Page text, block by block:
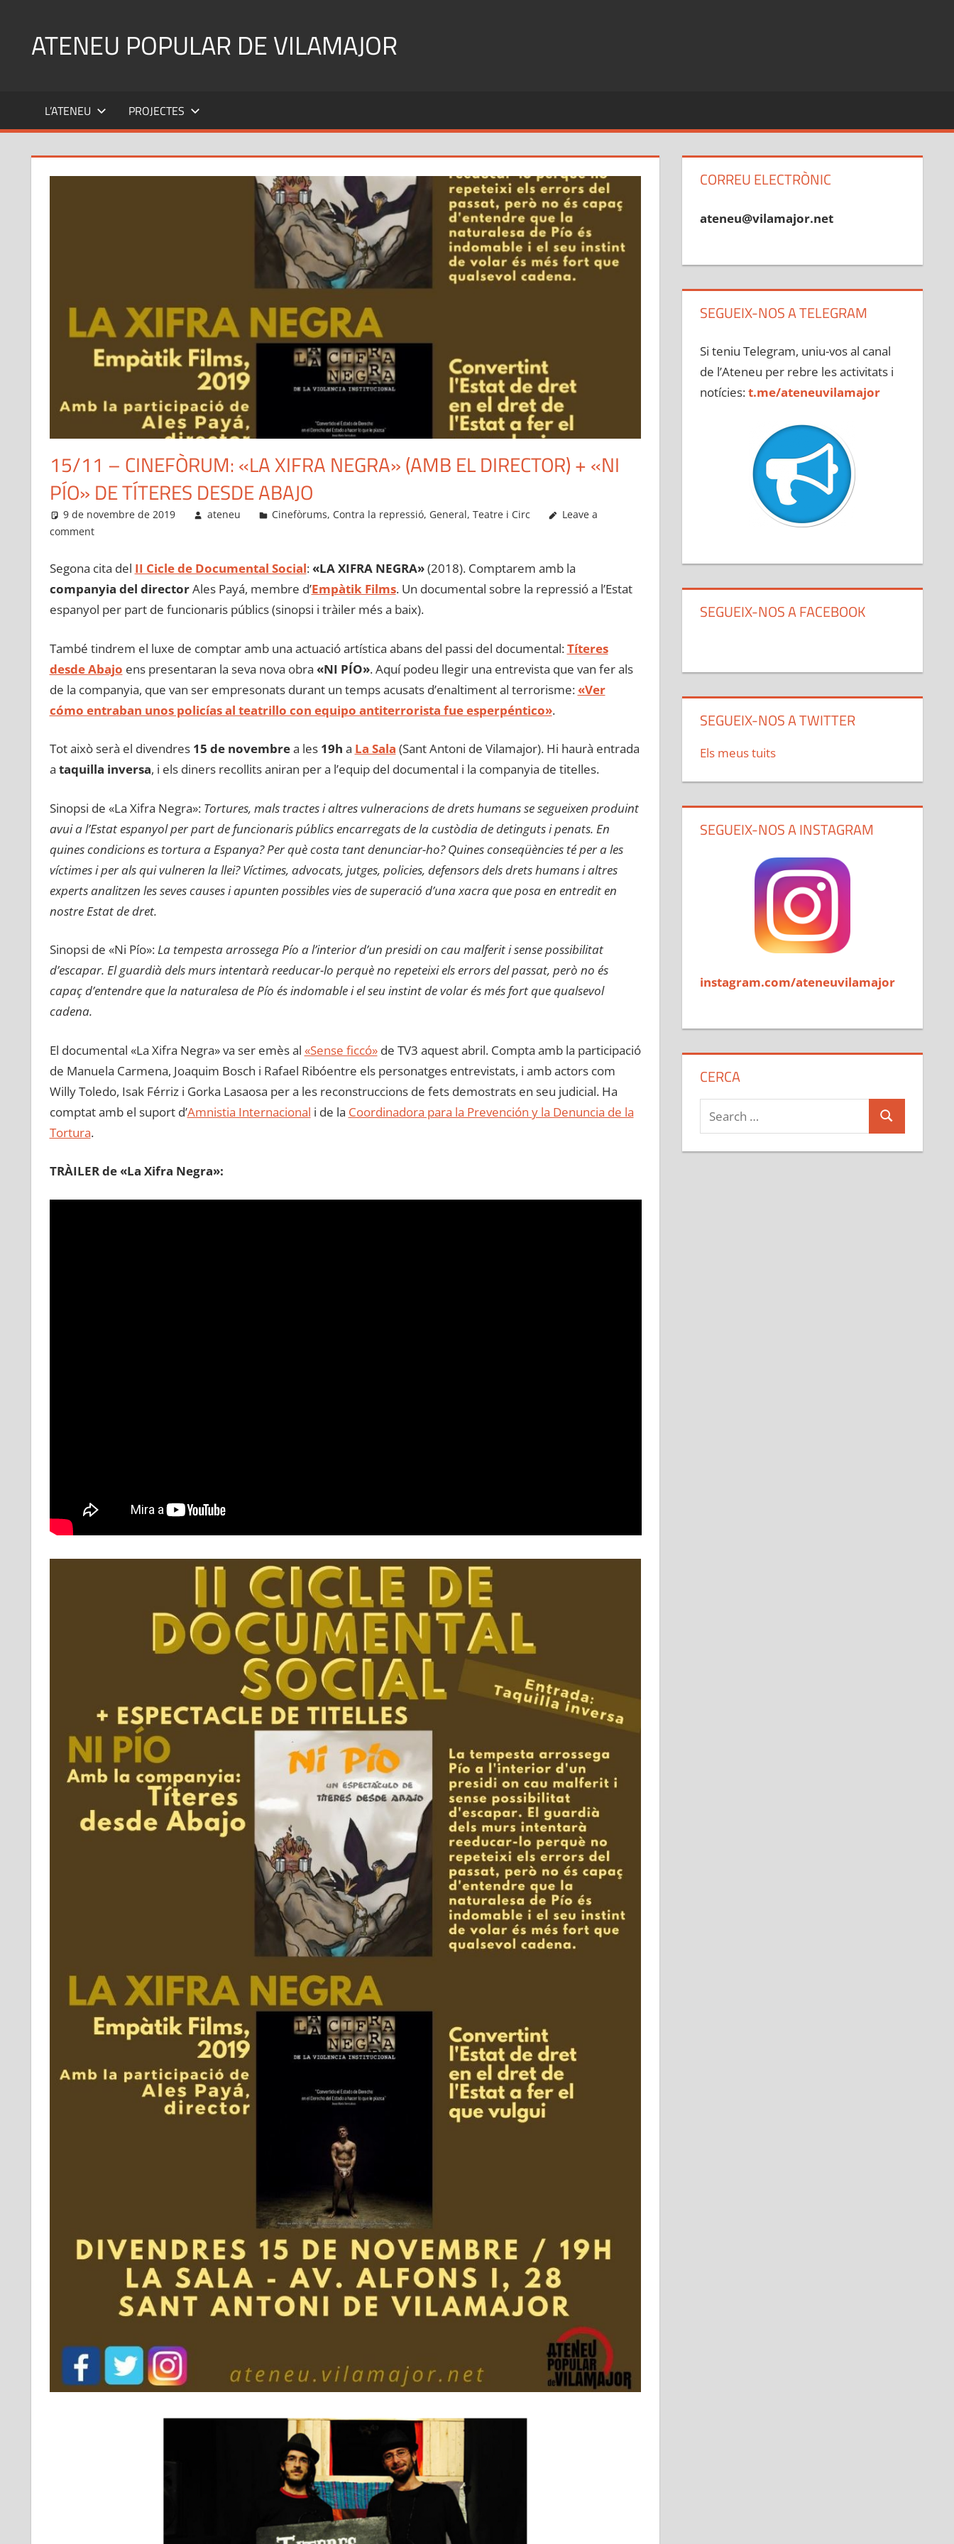
contentATENEU POPULAR DE VILAMAJOR
L’ATENEU PROJECTES
15/11 – CINEFÒRUM: «LA XIFRA NEGRA» (AMB EL DIRECTOR) + «NI
PÍO» DE TÍTERES DESDE ABAJO
9 de novembre de 2019 ateneu Cinefòrums, Contra la repressió, General,Teatre i Circ
Leave a
comment
Segona cita del II Cicle de Documental Social: «LA XIFRA NEGRA»(2018). Comptarem amb la
companyia del directorAles Payá, membre d’Empàtik Films. Un documental sobre la repressió a l’Estat
espanyol per part de funcionaris públics (sinopsi i tràiler més a baix).
També tindrem el luxe de comptar amb una actuació artística abans del passi del documental:Títeres
desde Abajo ens presentaran la seva nova obra «NI PÍO». Aquí podeu llegir una entrevista que van fer als
de la companyia, que van ser empresonats durant un temps acusats d’enaltiment al terrorisme: «Ver
cómo entraban unos policías al teatrillo con equipo antiterrorista fue esperpéntico».
Tot això serà el divendres 15 de novembrea les19h a La Sala (Sant Antoni de Vilamajor). Hi haurà entrada
a taquilla inversa, i els diners recollits aniran per a l’equip del documental i la companyia de titelles.
Sinopsi de «La Xifra Negra»: Tortures, mals tractes i altres vulneracions de drets humans se segueixen produint
avui a l’Estat espanyol per part de funcionaris públics encarregats de la custòdia de detinguts i penats. En
quines condicions es tortura a Espanya? Per què costa tant denunciar-ho? Quines conseqüències té per a les
víctimes i per als qui vulneren la llei? Víctimes, advocats, jutges, policies, defensors dels drets humans i altres
experts analitzen les seves causes i apunten possibles vies de superació d’una xacra que posa en entredit en
nostre Estat de dret.
Sinopsi de «Ni Pío»:La tempesta arrossega Pío a l’interior d’un presidi on cau malferit i sense possibilitat
d’escapar. El guardià dels murs intentarà reeducar-lo perquè no repeteixi els errors del passat, però no és
capaç d’entendre que la naturalesa de Pío és indomable i el seu instint de volar és més fort que qualsevol
cadena.
El documental «La Xifra Negra» va ser emès al «Sense ficcó»de TV3 aquest abril. Compta amb la participació
de Manuela Carmena, Joaquim Bosch i Rafael Ribóentre els personatges entrevistats, i amb actors com
Willy Toledo, Isak Férriz i Gorka Lasaosa per a les reconstruccions de fets demostrats en seu judicial. Ha
comptat amb el suport d’Amnistia Internacional i de la Coordinadora para la Prevención y la Denuncia de la
Tortura.
TRÀILER de «La Xifra Negra»:
CORREU ELECTRÒNIC
ateneu@vilamajor.net
SEGUEIX-NOS A TELEGRAM
Si teniu Telegram, uniu-vos al canal
de l’Ateneu per rebre les activitats i
notícies:t.me/ateneuvilamajor
SEGUEIX-NOS A FACEBOOK
SEGUEIX-NOS A TWITTER
Els meus tuits
SEGUEIX-NOS A INSTAGRAM
instagram.com/ateneuvilamajor
CERCA
Search
for:
Search